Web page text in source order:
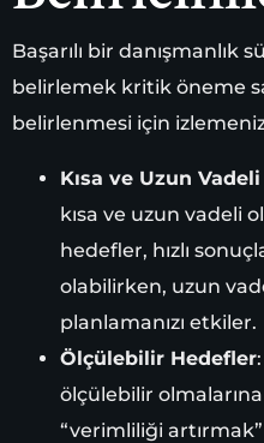
Başarılı bir danışmanlık
belirlemek kritik öneme
belirlenmesi için
Kısa ve Uzun
kısa ve uzun vadeli
hedefler, hızlı
olabilirken, uzun
planlamanızı etkiler.
Ölçülebilir Hedefler
ölçülebilir
“verimliliği